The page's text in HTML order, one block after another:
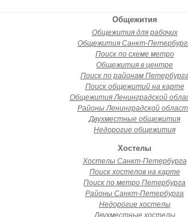
Общежития
Общежития для рабочих
Общежития Санкт-
Поиск по схеме метро
Общежития в центре
Поиск по районам Петербурга
Поиск общежитий на карте
Общежития Ленинградской
Районы Ленинградской
Двухместные общежития
Недорогие общежития
Хостелы
Хостелы Санкт-Петербурга
Поиск хостелов на карте
Поиск по метро Петербурга
Районы Санкт-Петербурга
Недорогие хостелы
Двухместные хостелы